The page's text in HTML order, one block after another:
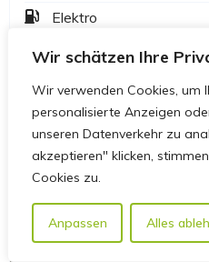
Wir schätzen Ihre
Wir verwenden Cookies, um
personalisierte Anzeigen
unseren Datenverkehr zu
akzeptieren" klicken,
Cookies zu.
Anpassen Alles